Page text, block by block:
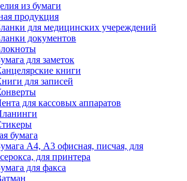
из бумаги
продукция
для медицинских учереждений
документов
для заметок
книги
для записей
для кассовых аппаратов
бумага
А4, А3 офисная, писчая, для
для принтера
для факса